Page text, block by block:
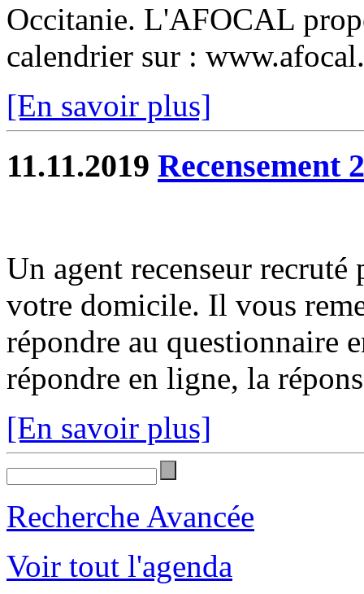
Occitanie. L'AFOCAL
calendrier sur :
[En savoir plus]
11.11.2019 Recensement
Un agent recenseur recruté
votre domicile. Il vous
répondre au questionnaire
répondre en ligne, la
[En savoir plus]
Recherche Avancée
Voir tout l'agenda